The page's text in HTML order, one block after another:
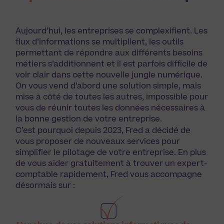
Aujourd’hui, les entreprises se complexifient. Les
flux d’informations se multiplient, les outils
permettant de répondre aux différents besoins
métiers s’additionnent et il est parfois difficile de
voir clair dans cette nouvelle jungle numérique.
On vous vend d’abord une solution simple, mais
mise à côté de toutes les autres, impossible pour
vous de réunir toutes les données nécessaires à
la bonne gestion de votre entreprise.
C’est pourquoi depuis 2023, Fred a décidé de
vous proposer de nouveaux services pour
simplifier le pilotage de votre entreprise. En plus
de vous aider gratuitement à trouver un expert-
comptable rapidement, Fred vous accompagne
désormais sur :